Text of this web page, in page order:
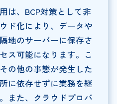
は、BCP対策として非
ド化により、データや
地のサーバーに保存さ
ス可能になります。こ
の他の事態が発生した
に依存せずに業務を継
また、クラウドプロバ